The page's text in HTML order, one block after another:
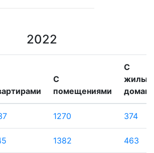
2022
С
помещениями
С
1270 374
1382 463